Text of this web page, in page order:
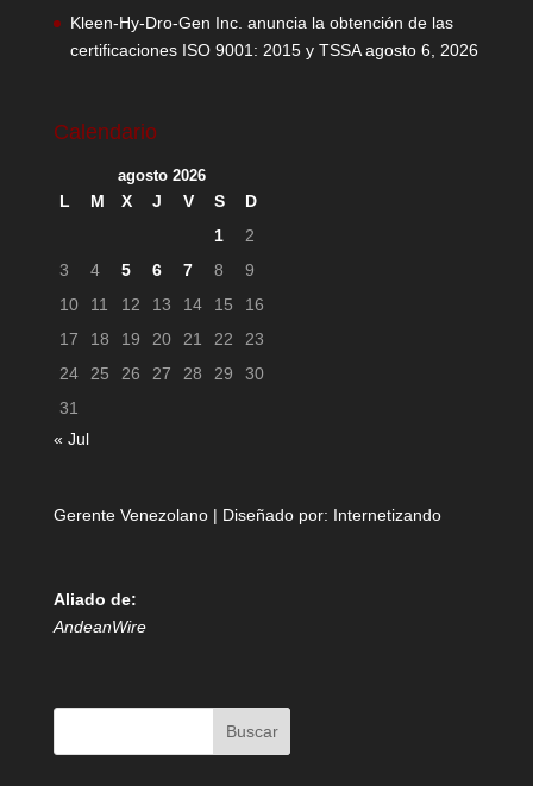
Kleen-Hy-Dro-Gen Inc. anuncia la obtención de las
certificaciones ISO 9001: 2015 y TSSA agosto 6, 2026
Calendario
agosto 2026
L M X J V S
D
1
2
3
4 5 6 7 8
9
10
11 12 13 14 15
16
17
18 19 20 21 22
23
24
25 26 27 28 29
30
31
« Jul
Gerente Venezolano | Diseñado por: Internetizando
Aliado de:
AndeanWire